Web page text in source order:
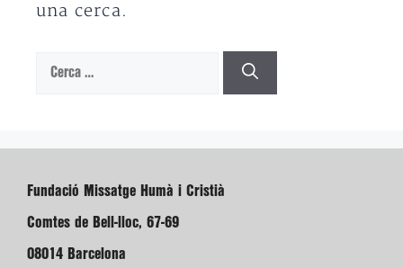
una cerca.
Cerca:
Fundació Missatge Humà i Cristià
Comtes de Bell-lloc, 67-69
08014 Barcelona